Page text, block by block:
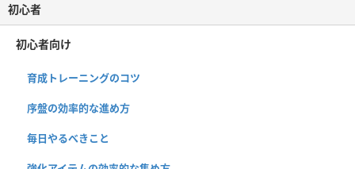
初心者
初心者向け
育成トレーニングのコツ
序盤の効率的な進め方
毎日やるべきこと